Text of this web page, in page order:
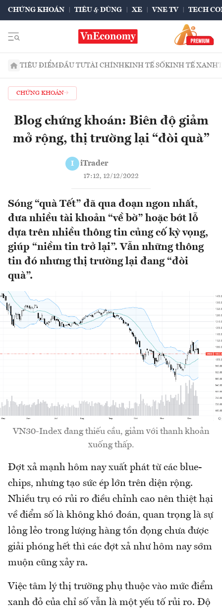
CHỨNG KHOÁN TIÊU & DÙNG XE VNE TV TECH
TIÊU ĐIỂMĐẦU TƯTÀI CHÍNHKINH TẾ SỐKINH TẾ XANH
CHỨNG KHOÁN
Blog chứng khoán: Biên độ giảm
mở rộng, thị trường lại “đòi quà”
I iTrader
17:12, 12/12/2022
Sóng “quà Tết” đã qua đoạn ngon nhất,
đưa nhiều tài khoản “về bờ” hoặc bớt lỗ
dựa trên nhiều thông tin củng cố kỳ vọng,
giúp “niềm tin trở lại”. Vẫn những thông
tin đó nhưng thị trường lại đang “đòi
quà”.
VN30-Index đang thiếu cầu, giảm với thanh khoản
xuống thấp.
Đợt xả mạnh hôm nay xuất phát từ các blue-
chips, nhưng tạo sức ép lớn trên diện rộng.
Nhiều trụ có rủi ro điều chỉnh cao nên thiệt hại
về điểm số là không khó đoán, quan trọng là sự
lỏng lẻo trong lượng hàng tồn đọng chưa được
giải phóng hết thì các đợt xả như hôm nay sớm
muộn cũng xảy ra.
Việc tâm lý thị trường phụ thuộc vào mức điểm
xanh đỏ của chỉ số vẫn là một yếu tố rủi ro. Độ